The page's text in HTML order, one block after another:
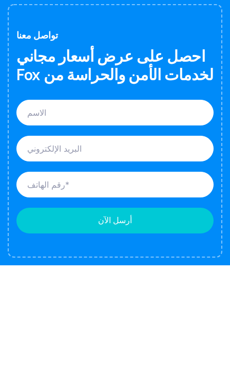
تواصل معنا
احصل على عرض أسعار مجاني
لخدمات الأمن والحراسة من Fox
أرسل الآن